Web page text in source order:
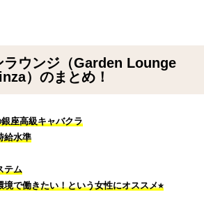
ラウンジ（Garden Lounge
）のまとめ！
座高級キャバクラ
給水準
テム
境で働きたい！という女性にオススメ⭐︎